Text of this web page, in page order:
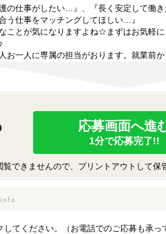
護の仕事がしたい…』、『長く安定して
う仕事をマッチングしてほしい…』
ことが気になりますよね☆まずはお気軽
お一人に専属の担当がおります。就業前
応募画面へ進
1分で応募完了!!
できませんので、プリントアウトして保
してください。（お電話でのご応募も承